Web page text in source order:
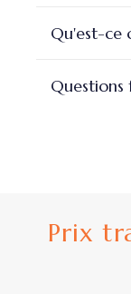
Qu'est-ce
Prix